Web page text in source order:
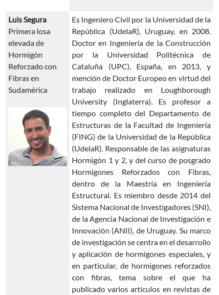
Luis Segura
Primera losa
elevada de
Hormigón
Reforzado con
Fibras en
Sudamérica
Es Ingeniero Civil por la Universidad de la
República (UdelaR), Uruguay, en 2008.
Doctor en Ingeniería de la Construcción
por la Universidad Politécnica de
Cataluña (UPC), España, en 2013, y
mención de Doctor Europeo en virtud del
trabajo realizado en Loughborough
University (Inglaterra). Es profesor a
tiempo completo del Departamento de
Estructuras de la Facultad de Ingeniería
(FING) de la Universidad de la República
(UdelaR). Responsable de las asignaturas
Hormigón 1 y 2, y del curso de posgrado
Hormigones Reforzados con Fibras,
dentro de la Maestría en Ingeniería
Estructural. Es miembro desde 2014 del
Sistema Nacional de Investigadores (SNI),
de la Agencia Nacional de Investigación e
Innovación (ANII), de Uruguay. Su marco
de investigación se centra en el desarrollo
y aplicación de hormigones especiales, y
en particular, de hormigones reforzados
con fibras, tema sobre el que ha
publicado varios artículos en revistas de